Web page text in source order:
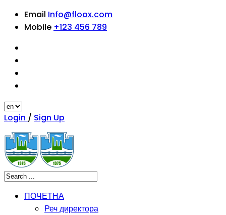
Email Info@floox.com
Mobile +123 456 789
Login / Sign Up
ПОЧЕТНА
Реч директора